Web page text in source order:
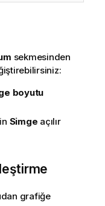
sekmesinden
boyutu
Simge açılır
grafiğe